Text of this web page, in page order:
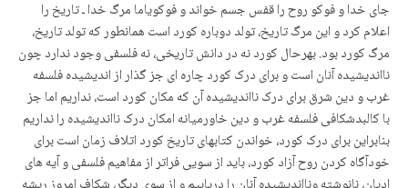
جای خدا و فوکو روح را قفس جسم خواند و فوکویاما مرگ خدا ـ تاریخ را
اعلام کرد و این مرگ تاریخ، تولد دوباره کورد است همانطور که تولد تاریخ،
مرگ کورد بود. بهرحال کورد نه در دانش تاریخی، نه فلسفی وجود ندارد چون
نااندیشیده آنان است و برای درک کورد چاره ای جز گذار از اندیشیده فلسفه
غرب و دین شرق برای درک نااندیشیده آن که مکان کورد است، نداریم اما جز
با کالبدشکافی فلسفه غرب و دین خاورمیانه امکان درک نااندیشیده را نداریم
بنابراین برای درک کورد، خواندن کتابهای تاریخ کورد اتلاف زمان است برای
خودآگاه کردن روح آزاد کورد، باید از سویی فراتر از مفاهیم فلسفی و آیه های